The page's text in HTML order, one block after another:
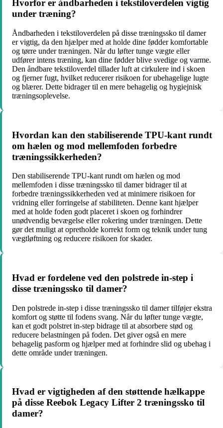
Hvorfor er åndbarheden i tekstiloverdelen vigtig
under træning?
Åndbarheden i tekstiloverdelen på disse træningssko til damer
er vigtig, da den hjælper med at holde dine fødder komfortable
og tørre under træningen. Når du løfter tunge vægte eller
udfører intens træning, kan dine fødder blive svedige og varme.
Den åndbare tekstiloverdel tillader luft at cirkulere ind i skoen
og fjerner fugt, hvilket reducerer risikoen for ubehagelige lugte
og blærer. Dette bidrager til en mere behagelig og hygiejnisk
træningsoplevelse.
Hvordan kan den stabiliserende TPU-kant rundt
om hælen og mod mellemfoden forbedre
træningssikkerheden?
Den stabiliserende TPU-kant rundt om hælen og mod
mellemfoden i disse træningssko til damer bidrager til at
forbedre træningssikkerheden ved at minimere risikoen for
vridning eller forringelse af stabiliteten. Denne kant hjælper
med at holde foden godt placeret i skoen og forhindrer
unødvendig bevægelse eller rokering under træningen. Dette
gør det muligt at opretholde korrekt form og teknik under tung
vægtløftning og reducere risikoen for skader.
Hvad er fordelene ved den polstrede in-step i
disse træningssko til damer?
Den polstrede in-step i disse træningssko til damer tilføjer ekstra
komfort og støtte til fodens svang. Når du løfter tunge vægte,
kan et godt polstret in-step bidrage til at absorbere stød og
reducere belastningen på foden. Det giver også en mere
behagelig pasform og hjælper med at forhindre slid og ubehag i
dette område under træningen.
Hvad er vigtigheden af den støttende hælkappe
på disse Reebok Legacy Lifter 2 træningssko til
damer?